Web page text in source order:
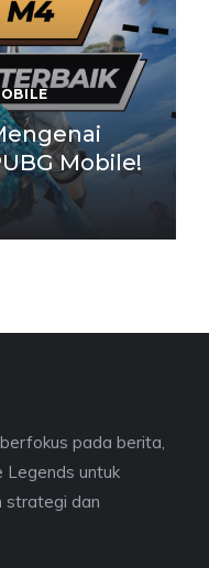
Mobile!
pada berita,
Legends untuk
strategi dan